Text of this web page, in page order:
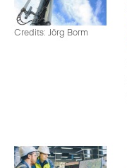
Credits: Jörg Borm